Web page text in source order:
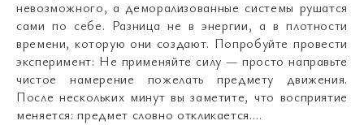
невозможного, а деморализованные системы рушатся
сами по себе. Разница не в энергии, а в плотности
времени, которую они создают. Попробуйте провести
эксперимент: Не применяйте силу — просто направьте
чистое намерение пожелать предмету движения.
После нескольких минут вы заметите, что восприятие
меняется: предмет словно откликается.…